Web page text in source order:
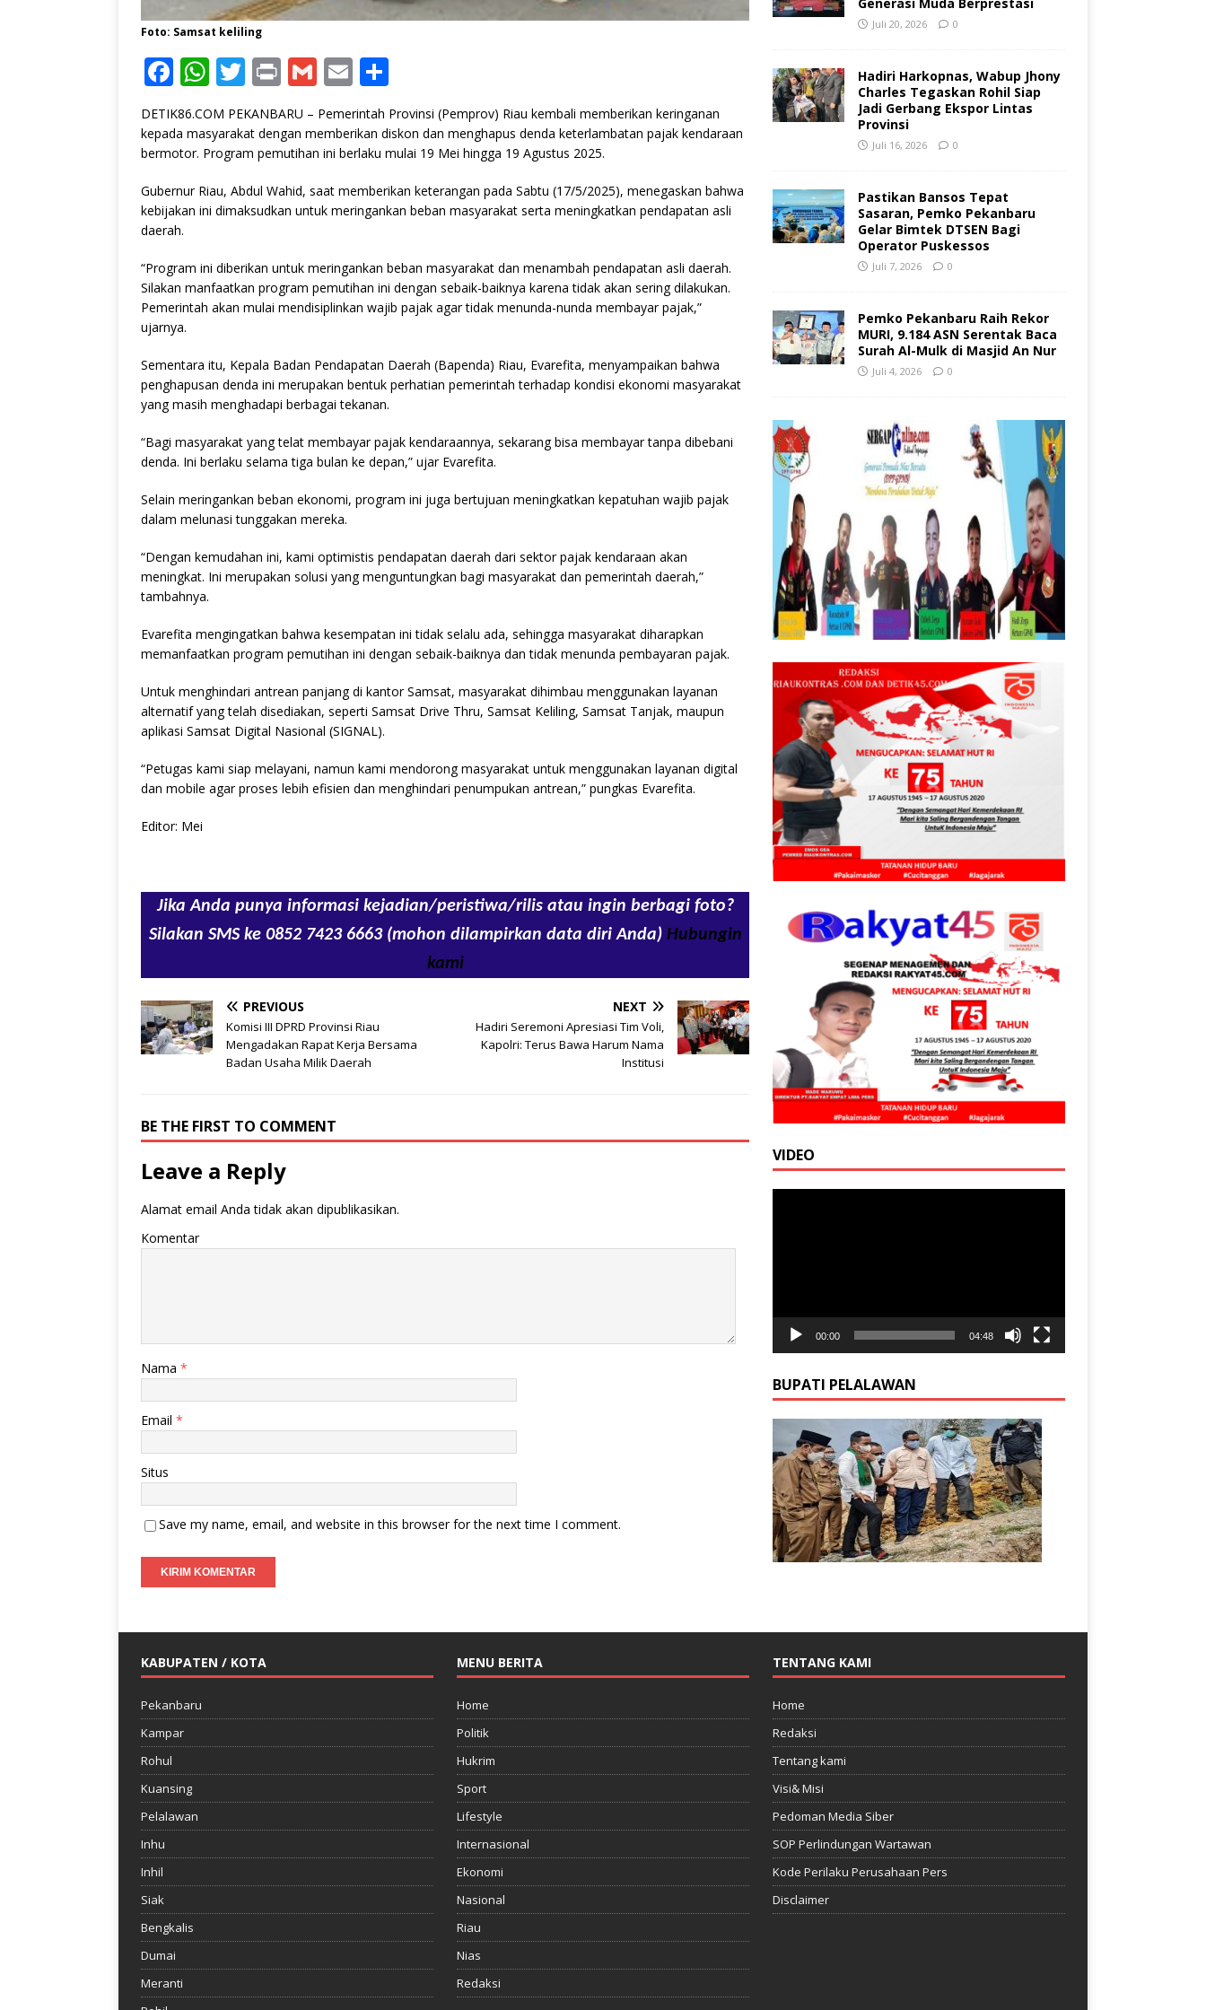
Foto: Samsat keliling
F
a
c
e
b
o
o
k
W
h
at
s
A
p
T
w
it
te
r
P
ri
n
t
G
m
ai
l
E
m
ai
l
h
ar
e
DETIK86.COM PEKANBARU – Pemerintah Provinsi (Pemprov) Riau kembali memberikan keringanan
kepada masyarakat dengan memberikan diskon dan menghapus denda keterlambatan pajak kendaraan
bermotor. Program pemutihan ini berlaku mulai 19 Mei hingga 19 Agustus 2025.
Gubernur Riau, Abdul Wahid, saat memberikan keterangan pada Sabtu (17/5/2025), menegaskan bahwa
kebijakan ini dimaksudkan untuk meringankan beban masyarakat serta meningkatkan pendapatan asli
daerah.
“Program ini diberikan untuk meringankan beban masyarakat dan menambah pendapatan asli daerah.
Silakan manfaatkan program pemutihan ini dengan sebaik-baiknya karena tidak akan sering dilakukan.
Pemerintah akan mulai mendisiplinkan wajib pajak agar tidak menunda-nunda membayar pajak,”
ujarnya.
Sementara itu, Kepala Badan Pendapatan Daerah (Bapenda) Riau, Evarefita, menyampaikan bahwa
penghapusan denda ini merupakan bentuk perhatian pemerintah terhadap kondisi ekonomi masyarakat
yang masih menghadapi berbagai tekanan.
“Bagi masyarakat yang telat membayar pajak kendaraannya, sekarang bisa membayar tanpa dibebani
denda. Ini berlaku selama tiga bulan ke depan,” ujar Evarefita.
Selain meringankan beban ekonomi, program ini juga bertujuan meningkatkan kepatuhan wajib pajak
dalam melunasi tunggakan mereka.
“Dengan kemudahan ini, kami optimistis pendapatan daerah dari sektor pajak kendaraan akan
meningkat. Ini merupakan solusi yang menguntungkan bagi masyarakat dan pemerintah daerah,”
tambahnya.
Evarefita mengingatkan bahwa kesempatan ini tidak selalu ada, sehingga masyarakat diharapkan
memanfaatkan program pemutihan ini dengan sebaik-baiknya dan tidak menunda pembayaran pajak.
Untuk menghindari antrean panjang di kantor Samsat, masyarakat dihimbau menggunakan layanan
alternatif yang telah disediakan, seperti Samsat Drive Thru, Samsat Keliling, Samsat Tanjak, maupun
aplikasi Samsat Digital Nasional (SIGNAL).
“Petugas kami siap melayani, namun kami mendorong masyarakat untuk menggunakan layanan digital
dan mobile agar proses lebih efisien dan menghindari penumpukan antrean,” pungkas Evarefita.
Editor: Mei
Jika Anda punya informasi kejadian/peristiwa/rilis atau ingin berbagi foto?
Silakan SMS ke 0852 7423 6663 (mohon dilampirkan data diri Anda) Hubungin
kami
PREVIOUS
Komisi III DPRD Provinsi Riau
Mengadakan Rapat Kerja Bersama
Badan Usaha Milik Daerah
NEXT
Hadiri Seremoni Apresiasi Tim Voli,
Kapolri: Terus Bawa Harum Nama
Institusi
BE THE FIRST TO COMMENT
Leave a Reply
Alamat email Anda tidak akan dipublikasikan.
Komentar
Nama *
Email *
Situs
Save my name, email, and website in this browser for the next time I comment.
Juli 20, 2026 0
Hadiri Harkopnas, Wabup Jhony
Charles Tegaskan Rohil Siap
Jadi Gerbang Ekspor Lintas
Provinsi
Juli 16, 2026 0
Pastikan Bansos Tepat
Sasaran, Pemko Pekanbaru
Gelar Bimtek DTSEN Bagi
Operator Puskessos
Juli 7, 2026 0
Pemko Pekanbaru Raih Rekor
MURI, 9.184 ASN Serentak Baca
Surah Al-Mulk di Masjid An Nur
Juli 4, 2026 0
VIDEO
00:00 04:48
BUPATI PELALAWAN
KABUPATEN / KOTA
Pekanbaru
Kampar
Rohul
Kuansing
Pelalawan
Inhu
Inhil
Siak
Bengkalis
Dumai
Meranti
MENU BERITA
Home
Politik
Hukrim
Sport
Lifestyle
Internasional
Ekonomi
Nasional
Riau
Nias
Redaksi
TENTANG KAMI
Home
Redaksi
Tentang kami
Visi& Misi
Pedoman Media Siber
SOP Perlindungan Wartawan
Kode Perilaku Perusahaan Pers
Disclaimer